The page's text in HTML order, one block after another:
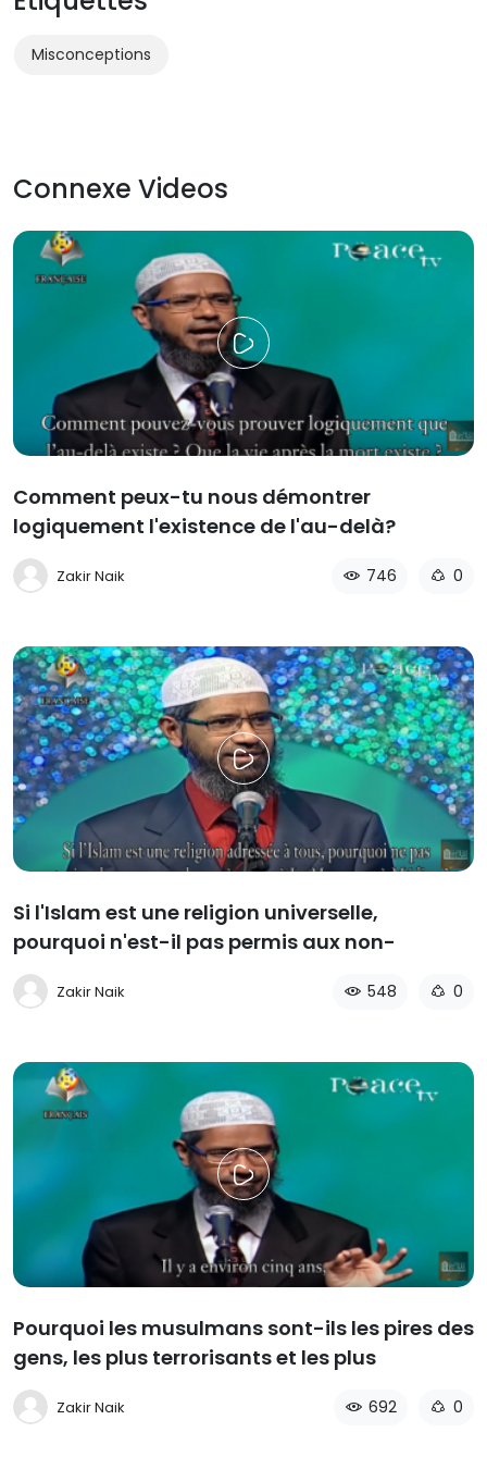
Misconceptions
Connexe Videos
Comment peux-tu nous démontrer
logiquement l'existence de l'au-delà?
Zakir Naik 746 0
Si l'Islam est une religion universelle,
pourquoi n'est-il pas permis aux non-
musulmans d'entrer à la Mecque ou à
Médine?
Zakir Naik 548 0
Pourquoi les musulmans sont-ils les pires des
gens, les plus terrorisants et les plus
malhonnêtes, si l'Islam est la meilleure
religion?
Zakir Naik 692 0